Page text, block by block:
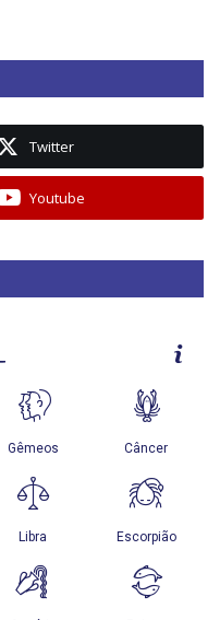
Twitter
Youtube